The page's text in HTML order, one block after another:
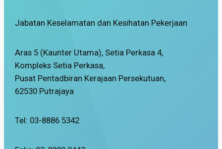
Jabatan Keselamatan dan Kesihatan Pekerjaan
Aras 5 (Kaunter Utama), Setia Perkasa 4,
Kompleks Setia Perkasa,
Pusat Pentadbiran Kerajaan Persekutuan,
62530 Putrajaya
Tel: 03-8886 5342